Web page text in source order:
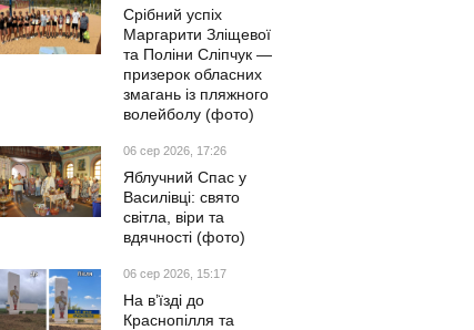
Срібний успіх
Маргарити Зліщевої
та Поліни Сліпчук —
призерок обласних
змагань із пляжного
волейболу (фото)
06 сер 2026, 17:26
Яблучний Спас у
Василівці: свято
світла, віри та
вдячності (фото)
06 сер 2026, 15:17
На в’їзді до
Краснопілля та